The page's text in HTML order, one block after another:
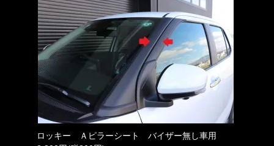
ロッキー Ａピラーシート バイザー無し車用